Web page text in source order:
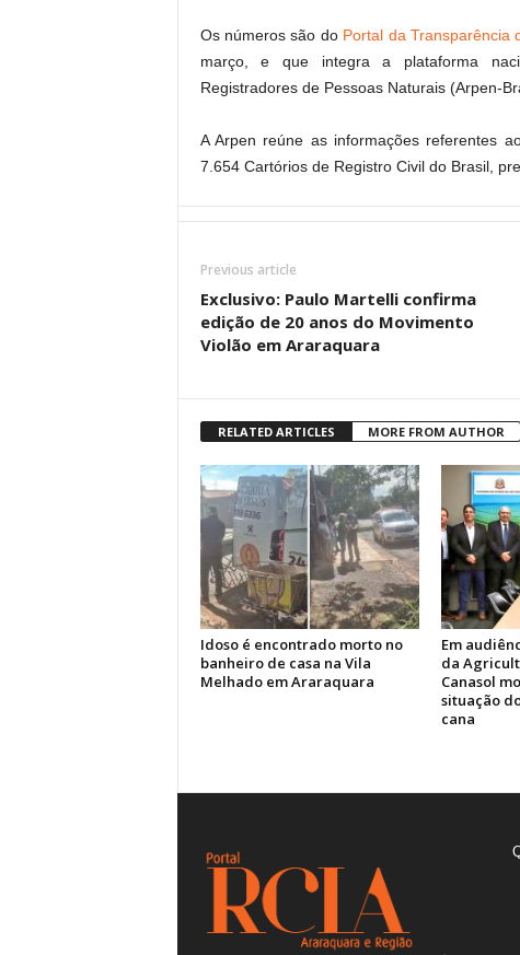
Os números são do Portal da Transparência
março, e que integra a plataforma
Registradores de Pessoas Naturais (Arpen-
A Arpen reúne as informações referentes
7.654 Cartórios de Registro Civil do Brasil,
Previous article
Exclusivo: Paulo Martelli confirma
edição de 20 anos do Movimento
Violão em Araraquara
RELATED ARTICLES MORE FROM AUTHOR
Idoso é encontrado morto no
banheiro de casa na Vila
Melhado em Araraquara
Em
da
Canasol
situação
cana